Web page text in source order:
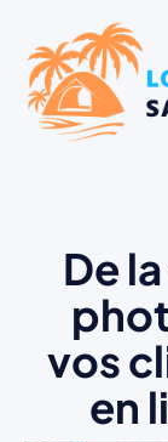
De
vos
en